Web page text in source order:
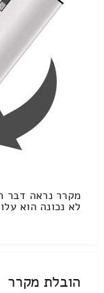
מקרר נראה דבר
לא נכונה הוא
הובלת מקרר